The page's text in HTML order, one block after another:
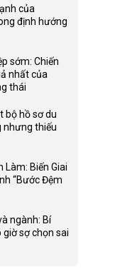
của
định hướng
sớm: Chiến
nhất của
thái
bộ hồ sơ du
nhưng thiếu
Làm: Biến Giai
“Bước Đệm
ngành: Bí
sợ chọn sai